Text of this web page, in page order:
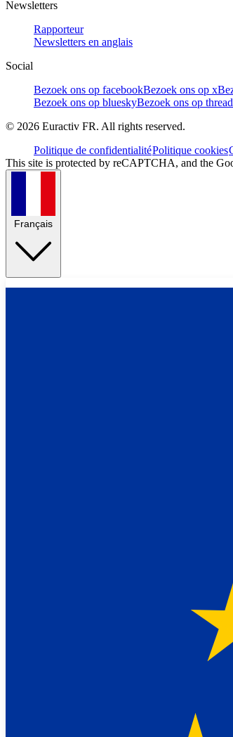
Newsletters
Rapporteur
Newsletters en anglais
Social
Bezoek ons op facebookBezoek ons op x
Bezoek ons op blueskyBezoek ons op
© 2026 Euractiv FR. All rights reserved.
Politique de confidentialitéPolitique cookies
This site is protected by reCAPTCHA, and the
Français